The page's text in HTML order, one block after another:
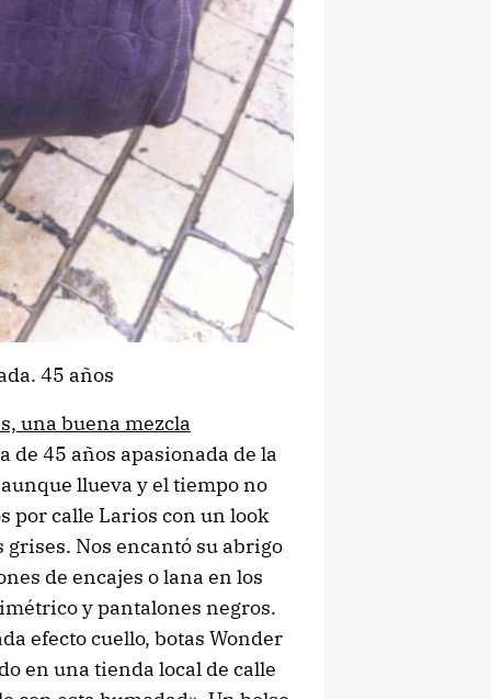
45 años
una buena mezcla
de 45 años apasionada de la
llueva y el tiempo no
por calle Larios con un look
grises. Nos encantó su abrigo
de encajes o lana en los
y pantalones negros.
efecto cuello, botas Wonder
en una tienda local de calle